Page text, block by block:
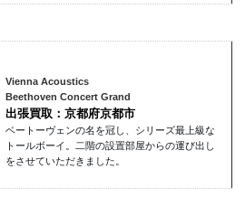
Vienna Acoustics
Beethoven Concert Grand
出張買取：京都府京都市
ベートーヴェンの名を冠し、シリーズ最上級な
トールボーイ。二階の設置部屋からの運び出し
をさせていただきました。